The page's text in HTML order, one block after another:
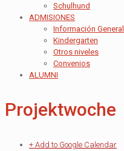
Schulhund
ADMISIONES
Información General
Kindergarten
Otros niveles
Convenios
ALUMNI
Projektwoche
+ Add to Google Calendar